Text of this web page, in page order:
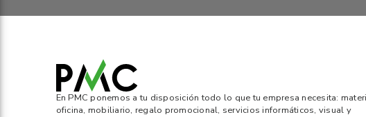
En PMC ponemos a tu disposición todo lo que tu empresa necesita:
oficina, mobiliario, regalo promocional, servicios informáticos, visual y